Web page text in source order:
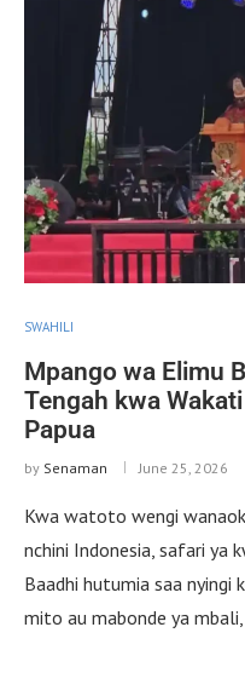
SWAHILI
Mpango wa Elimu
Tengah kwa
Papua
by Senaman June 25, 2026
Kwa watoto wengi
nchini Indonesia, safari ya
Baadhi hutumia saa nyingi
mito au mabonde ya